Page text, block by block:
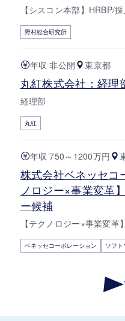
【シスコン本部】HRBP/
野村総合研究所
年収 非公開 東京都
丸紅株式会社：経理
経理部
丸紅
年収 750～1200万円
株式会社ベネッセコ
ノロジー×事業変革
ー候補
【テクノロジー×事業変
ベネッセコーポレーション ソフ